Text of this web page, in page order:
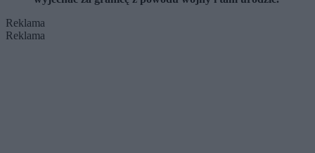
Reklama
Reklama